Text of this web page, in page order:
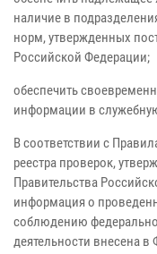
наличие в
норм, утвержденных
Российской Федерации;
обеспечить
информации в
В соответствии с
реестра проверок,
Правительства
информация о
соблюдению
деятельности внесена